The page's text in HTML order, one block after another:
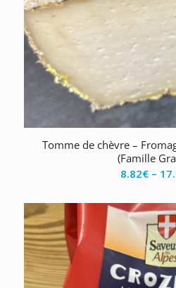
Tomme de chèvre –
(Famille
8.82€ –